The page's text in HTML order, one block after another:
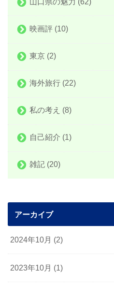
映画評 (10)
東京 (2)
海外旅行 (22)
私の考え (8)
自己紹介 (1)
雑記 (20)
アーカイブ
2024年10月 (2)
2023年10月 (1)